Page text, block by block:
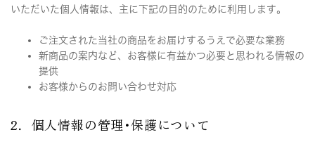
いただいた個人情報は、主に下記の目的のために利用します。
ご注文された当社の商品をお届けするうえで必要な業務
新商品の案内など、お客様に有益かつ必要と思われる情報の
提供
お客様からのお問い合わせ対応
2．個人情報の管理･保護について